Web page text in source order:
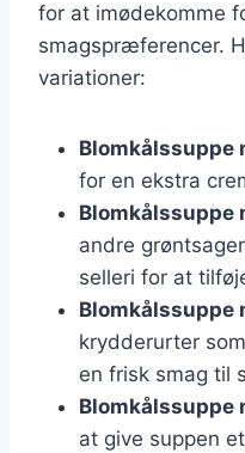
for at imødekomme
smagspræferencer.
variationer:
Blomkålssuppe
for en ekstra
Blomkålssuppe
andre
selleri for at
Blomkålssuppe
krydderurter
en frisk smag til
Blomkålssuppe
at give suppen